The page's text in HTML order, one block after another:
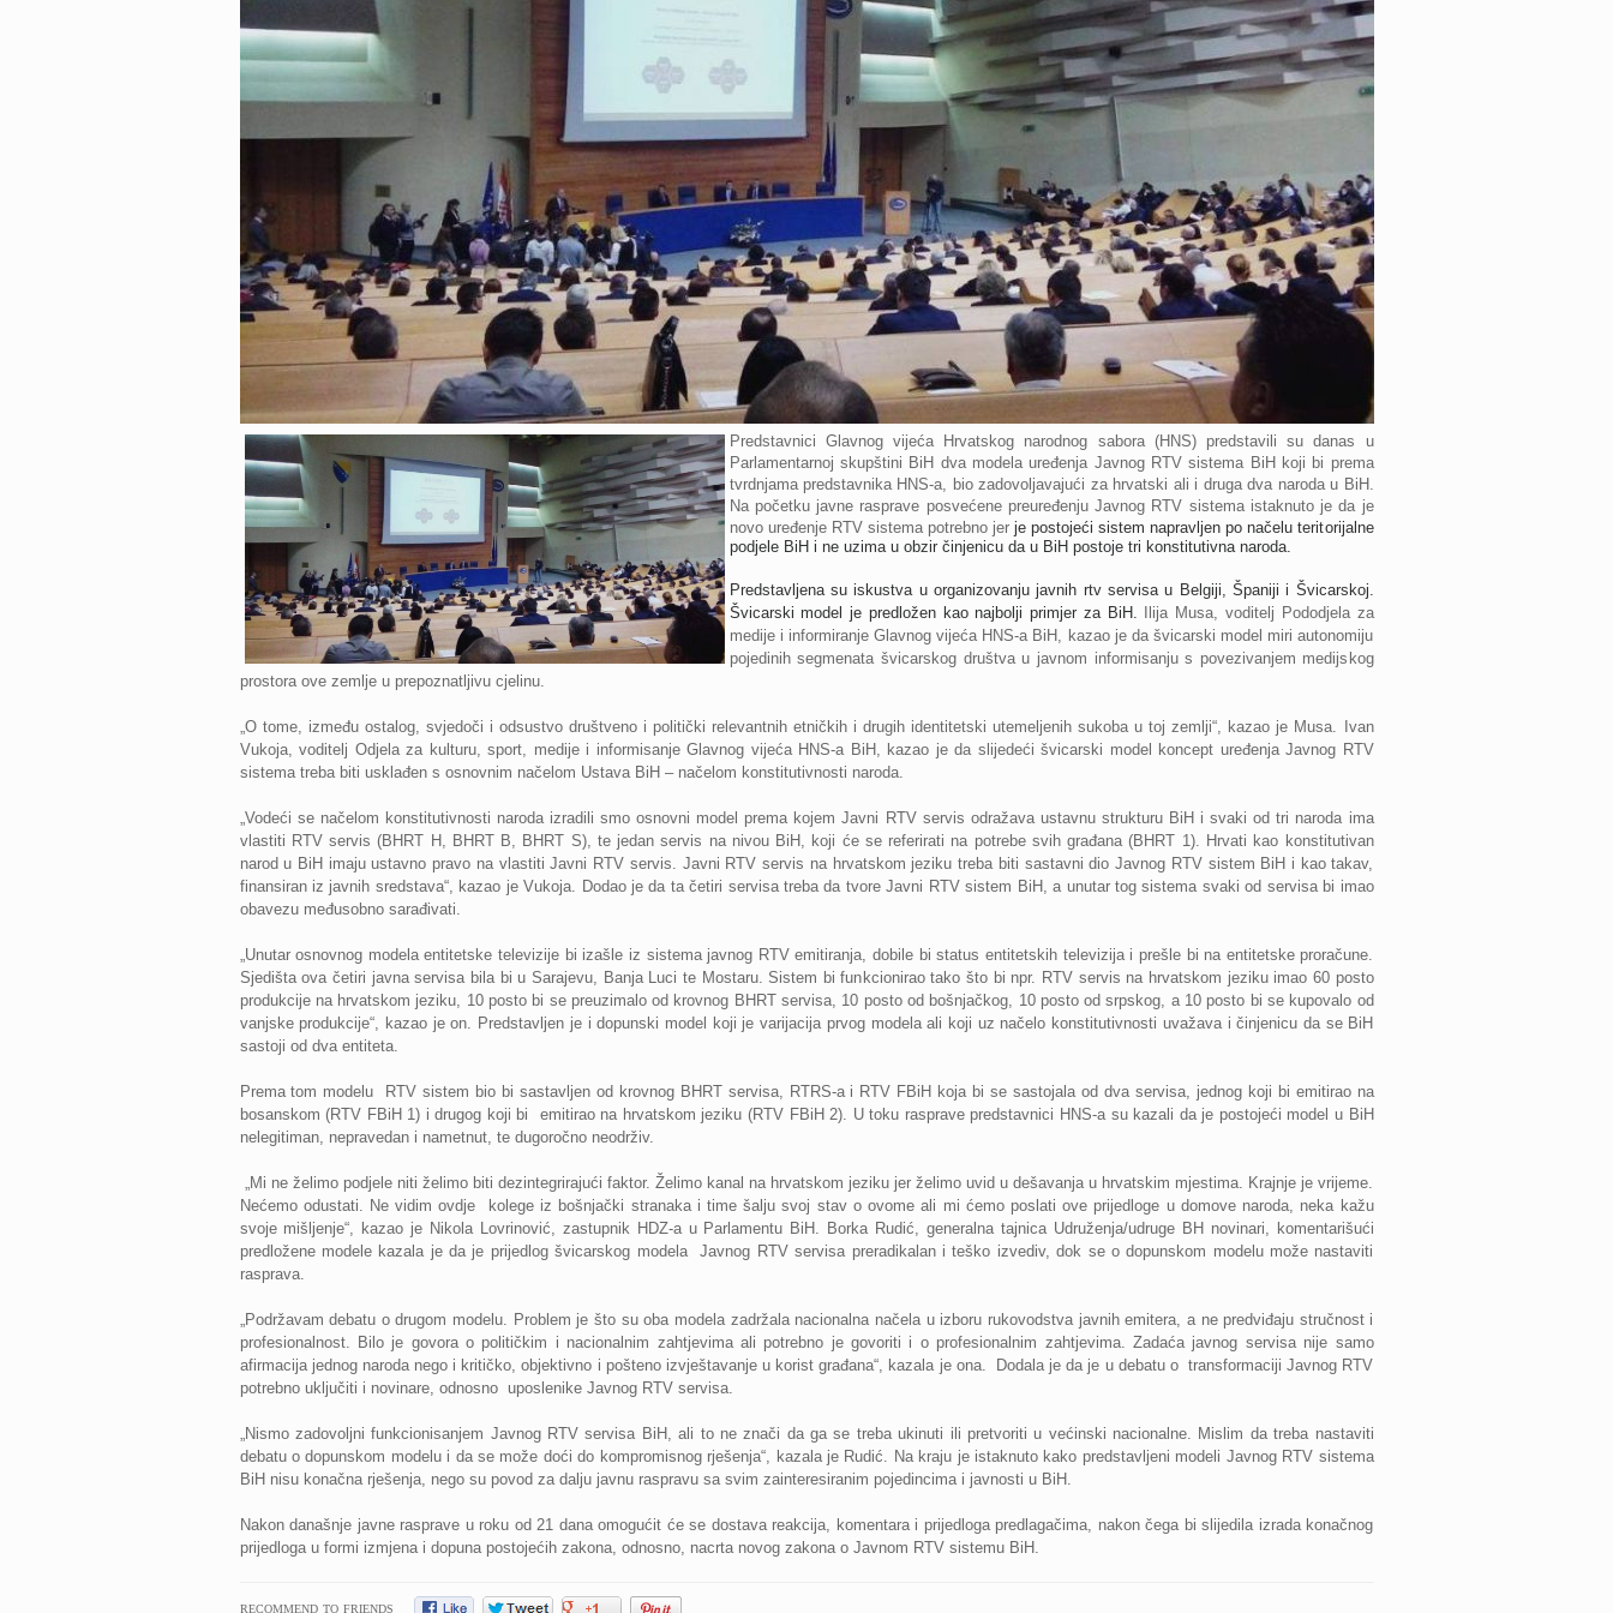
Predstavnici Glavnog vijeća Hrvatskog narodnog sabora (HNS) predstavili su danas u
Parlamentarnoj skupštini BiH dva modela uređenja Javnog RTV sistema BiH koji bi prema
tvrdnjama predstavnika HNS-a, bio zadovoljavajući za hrvatski ali i druga dva naroda u BiH.
Na početku javne rasprave posvećene preuređenju Javnog RTV sistema istaknuto je da je
novo uređenje RTV sistema potrebno jer je postojeći sistem napravljen po načelu teritorijalne
podjele BiH i ne uzima u obzir činjenicu da u BiH postoje tri konstitutivna naroda.
Predstavljena su iskustva u organizovanju javnih rtv servisa u Belgiji, Španiji i Švicarskoj.
Švicarski model je predložen kao najbolji primjer za BiH.
Ilija Musa, voditelj Pododjela za
medije i informiranje Glavnog vijeća HNS-a BiH, kazao je da švicarski model miri autonomiju
pojedinih segmenata švicarskog društva u javnom informisanju s povezivanjem medijskog
prostora ove zemlje u prepoznatljivu cjelinu.
„O tome, između ostalog, svjedoči i odsustvo društveno i politički relevantnih etničkih i drugih identitetski utemeljenih sukoba u toj zemlji“, kazao je Musa.
Ivan
Vukoja, voditelj Odjela za kulturu, sport, medije i informisanje Glavnog vijeća HNS-a BiH, kazao je da slijedeći švicarski model koncept uređenja Javnog RTV
sistema treba biti usklađen s osnovnim načelom Ustava BiH – načelom konstitutivnosti naroda.
„Vodeći se načelom konstitutivnosti naroda izradili smo osnovni model prema kojem Јavni RTV servis odražava ustavnu strukturu BiH i svaki od tri naroda ima
vlastiti RTV servis (BHRT H, BHRT B, BHRT S), te jedan servis na nivou BiH, koji će se referirati na potrebe svih građana (BHRT 1). Hrvati kao konstitutivan
narod u BiH imaju ustavno pravo na vlastiti Javni RTV servis. Javni RTV servis na hrvatskom jeziku treba biti sastavni dio Javnog RTV sistem BiH i kao takav,
finansiran iz javnih sredstava“, kazao je Vukoja. Dodao je da ta četiri servisa treba da tvore Javni RTV sistem BiH, a unutar tog sistema svaki od servisa bi imao
obavezu međusobno sarađivati.
„Unutar osnovnog modela entitetske televizije bi izašle iz sistema javnog RTV emitiranja, dobile bi status entitetskih televizija i prešle bi na entitetske proračune.
Sjedišta ova četiri javna servisa bila bi u Sarajevu, Banja Luci te Mostaru. Sistem bi funkcionirao tako što bi npr. RTV servis na hrvatskom jeziku imao 60 posto
produkcije na hrvatskom jeziku, 10 posto bi se preuzimalo od krovnog BHRT servisa, 10 posto od bošnjačkog, 10 posto od srpskog, a 10 posto bi se kupovalo od
vanjske produkcije“, kazao je on. Predstavljen je i dopunski model koji je varijacija prvog modela ali koji uz načelo konstitutivnosti uvažava i činjenicu da se BiH
sastoji od dva entiteta.
Prema tom modelu RTV sistem bio bi sastavljen od krovnog BHRT servisa, RTRS-a i RTV FBiH koja bi se sastojala od dva servisa, jednog koji bi emitirao na
bosanskom (RTV FBiH 1) i drugog koji bi emitirao na hrvatskom jeziku (RTV FBiH 2). U toku rasprave predstavnici HNS-a su kazali da je postojeći model u BiH
nelegitiman, nepravedan i nametnut, te dugoročno neodrživ.
„Mi ne želimo podjele niti želimo biti dezintegrirajući faktor. Želimo kanal na hrvatskom jeziku jer želimo uvid u dešavanja u hrvatskim mjestima. Krajnje je vrijeme.
Nećemo odustati. Ne vidim ovdje kolege iz bošnjački stranaka i time šalju svoj stav o ovome ali mi ćemo poslati ove prijedloge u domove naroda, neka kažu
svoje mišljenje“, kazao je Nikola Lovrinović, zastupnik HDZ-a u Parlamentu BiH. Borka Rudić, generalna tajnica Udruženja/udruge BH novinari, komentarišući
predložene modele kazala je da je prijedlog švicarskog modela Javnog RTV servisa preradikalan i teško izvediv, dok se o dopunskom modelu može nastaviti
rasprava.
„Podržavam debatu o drugom modelu. Problem je što su oba modela zadržala nacionalna načela u izboru rukovodstva javnih emitera, a ne predviđaju stručnost i
profesionalnost. Bilo je govora o političkim i nacionalnim zahtjevima ali potrebno je govoriti i o profesionalnim zahtjevima. Zadaća javnog servisa nije samo
afirmacija jednog naroda nego i kritičko, objektivno i pošteno izvještavanje u korist građana“, kazala je ona. Dodala je da je u debatu o transformaciji Javnog RTV
potrebno uključiti i novinare, odnosno uposlenike Javnog RTV servisa.
„Nismo zadovoljni funkcionisanjem Javnog RTV servisa BiH, ali to ne znači da ga se treba ukinuti ili pretvoriti u većinski nacionalne. Mislim da treba nastaviti
debatu o dopunskom modelu i da se može doći do kompromisnog rješenja“, kazala je Rudić. Na kraju je istaknuto kako predstavljeni modeli Javnog RTV sistema
BiH nisu konačna rješenja, nego su povod za dalju javnu raspravu sa svim zainteresiranim pojedincima i javnosti u BiH.
Nakon današnje javne rasprave u roku od 21 dana omogućit će se dostava reakcija, komentara i prijedloga predlagačima, nakon čega bi slijedila izrada konačnog
prijedloga u formi izmjena i dopuna postojećih zakona, odnosno, nacrta novog zakona o Javnom RTV sistemu BiH.
RECOMMEND TO FRIENDS